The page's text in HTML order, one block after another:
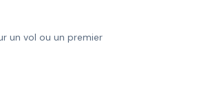
un vol ou un premier